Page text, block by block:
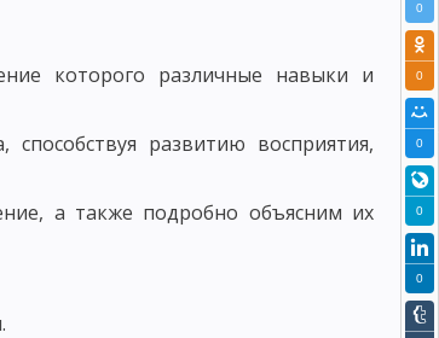
РАБОТЫ
УЧАЩИХСЯ
ЕГО ЭФФЕКТИВНОСТИ
которого различные навыки и
развитию восприятия,
а также подробно объясним их
0
0
0
0
0